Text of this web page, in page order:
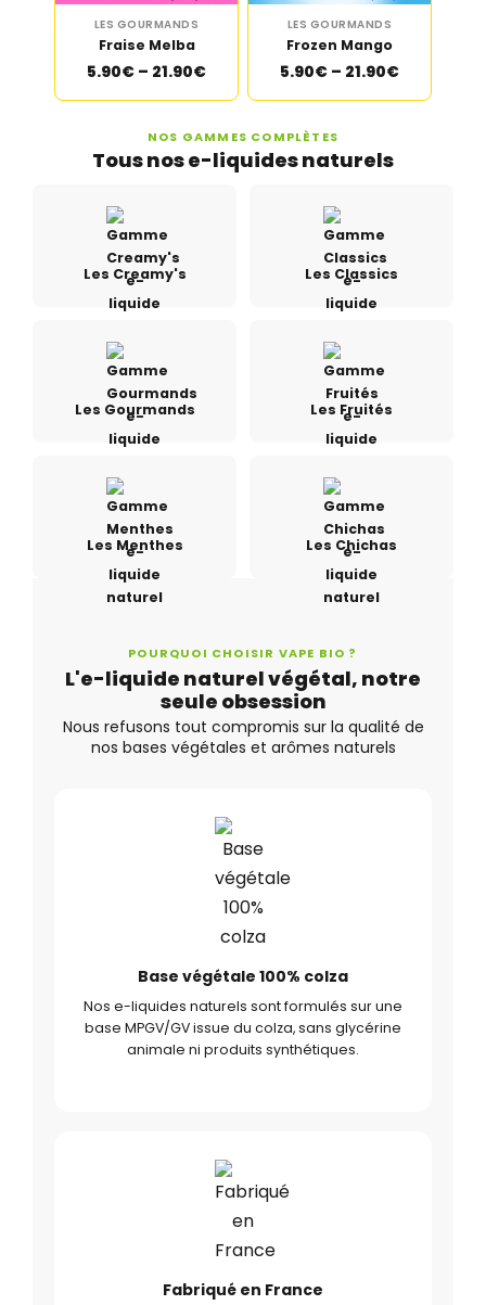
LES GOURMANDS
Fraise Melba
5.90€ – 21.90€
LES GOURMANDS
Frozen Mango
5.90€ – 21.90€
NOS GAMMES COMPLÈTES
Tous nos e-liquides naturels
Les Creamy's Les Classics
Les Gourmands Les Fruités
Les Menthes Les Chichas
POURQUOI CHOISIR VAPE BIO ?
L'e-liquide naturel végétal, notre
seule obsession
Nous refusons tout compromis sur la qualité de
nos bases végétales et arômes naturels
Base végétale 100% colza
Nos e-liquides naturels sont formulés sur une
base MPGV/GV issue du colza, sans glycérine
animale ni produits synthétiques.
Fabriqué en France